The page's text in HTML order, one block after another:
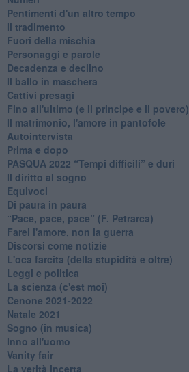
Pentimenti d'un altro tempo
Il tradimento
Fuori della mischia
Personaggi e parole
Decadenza e declino
Il ballo in maschera
Cattivi presagi
Fino all'ultimo (e Il principe e il povero)
Il matrimonio, l'amore in pantofole
Autointervista
Prima e dopo
​PASQUA 2022 “Tempi difficili” e duri
Il diritto al sogno
Equivoci
Di paura in paura
​“Pace, pace, pace” (F. Petrarca)
Farei l'amore, non la guerra
Discorsi come notizie
L'oca farcita (della stupidità e oltre)
Leggi e politica
La scienza (c'est moi)
Cenone 2021-2022
Natale 2021
Sogno (in musica)
Inno all'uomo
Vanity fair
La verità incerta